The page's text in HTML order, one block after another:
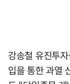
강송철 유진투
입을 통한 과열